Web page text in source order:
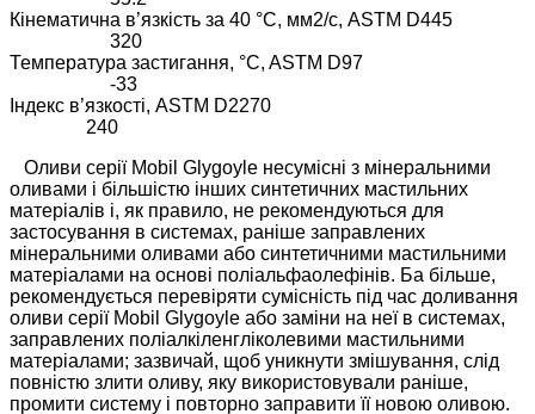
Кінематична в’язкість за 40 °C, мм2/с, ASTM D445
320
Температура застигання, °C, ASTM D97
-33
Індекс в’язкості, ASTM D2270
240
Оливи серії Mobil Glygoyle несумісні з мінеральними
оливами і більшістю інших синтетичних мастильних
матеріалів і, як правило, не рекомендуються для
застосування в системах, раніше заправлених
мінеральними оливами або синтетичними мастильними
матеріалами на основі поліальфаолефінів. Ба більше,
рекомендується перевіряти сумісність під час доливання
оливи серії Mobil Glygoyle або заміни на неї в системах,
заправлених поліалкіленгліколевими мастильними
матеріалами; зазвичай, щоб уникнути змішування, слід
повністю злити оливу, яку використовували раніше,
промити систему і повторно заправити її новою оливою.